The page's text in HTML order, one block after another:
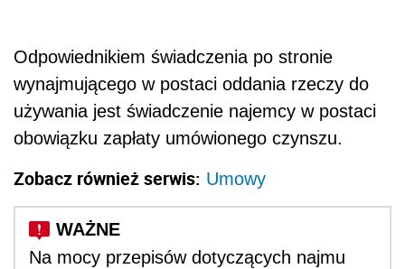
Odpowiednikiem świadczenia po stronie
wynajmującego w postaci oddania rzeczy do
używania jest świadczenie najemcy w postaci
obowiązku zapłaty umówionego czynszu.
Zobacz również serwis: Umowy
Na mocy przepisów dotyczących najmu